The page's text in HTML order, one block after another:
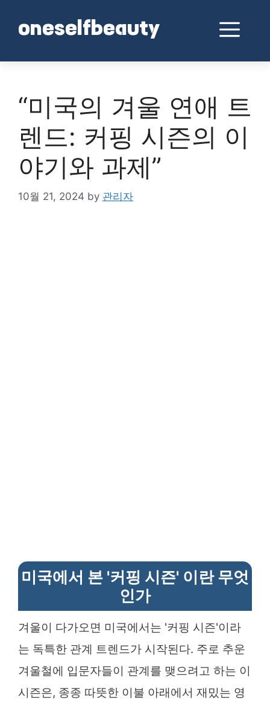
contentoneselfbeauty
“미국의 겨울 연애 트
렌드: 커핑 시즌의 이
야기와 과제”
10월 21, 2024 by 관리자
미국에서 본 '커핑 시즌' 이란 무엇
인가
겨울이 다가오면 미국에서는 '커핑 시즌'이라
는 독특한 관계 트렌드가 시작된다. 주로 추운
겨울철에 입문자들이 관계를 맺으려고 하는 이
시즌은, 종종 따뜻한 이불 아래에서 재밌는 영